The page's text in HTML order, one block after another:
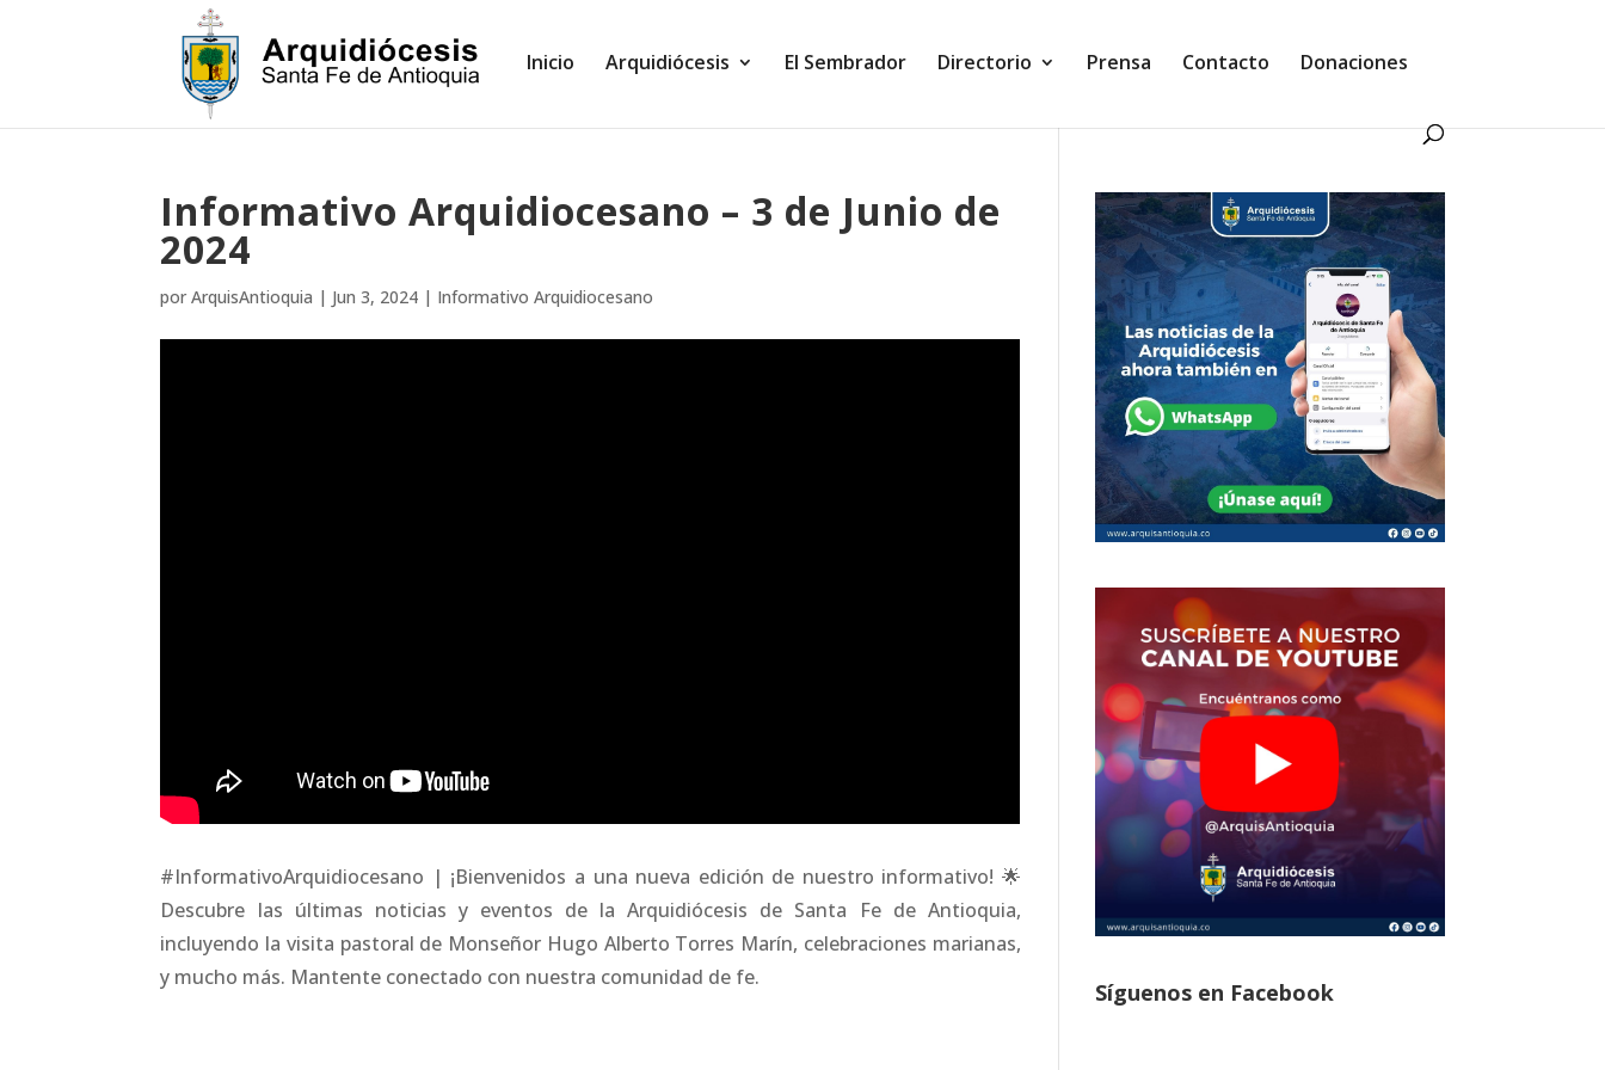
Inicio Arquidiócesis El Sembrador Directorio Prensa Contacto Donaciones
Informativo Arquidiocesano – 3 de Junio de
2024
porArquisAntioquia | Jun 3, 2024 | Informativo Arquidiocesano
#InformativoArquidiocesano | ¡Bienvenidos a una nueva edición de nuestro informativo! 🌟
Descubre las últimas noticias y eventos de la Arquidiócesis de Santa Fe de Antioquia,
incluyendo la visita pastoral de Monseñor Hugo Alberto Torres Marín, celebraciones marianas,
y mucho más. Mantente conectado con nuestra comunidad de fe.
Síguenos en Facebook